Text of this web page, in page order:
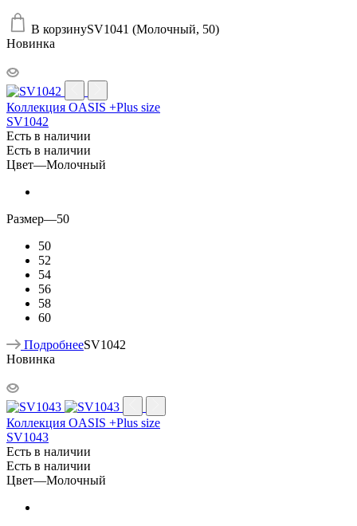
В корзинуSV1041 (Молочный, 50)
Новинка
Коллекция OASIS +Plus size
SV1042
Есть в наличии
Есть в наличии
Цвет—Молочный
Размер—50
50
52
54
56
58
60
ПодробнееSV1042
Новинка
Коллекция OASIS +Plus size
SV1043
Есть в наличии
Есть в наличии
Цвет—Молочный